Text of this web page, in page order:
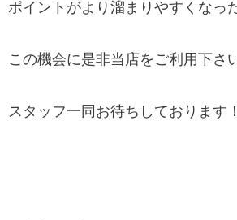
ポイントがより溜まりやすくなっ
この機会に是非当店をご利用下さ
スタッフ一同お待ちしております